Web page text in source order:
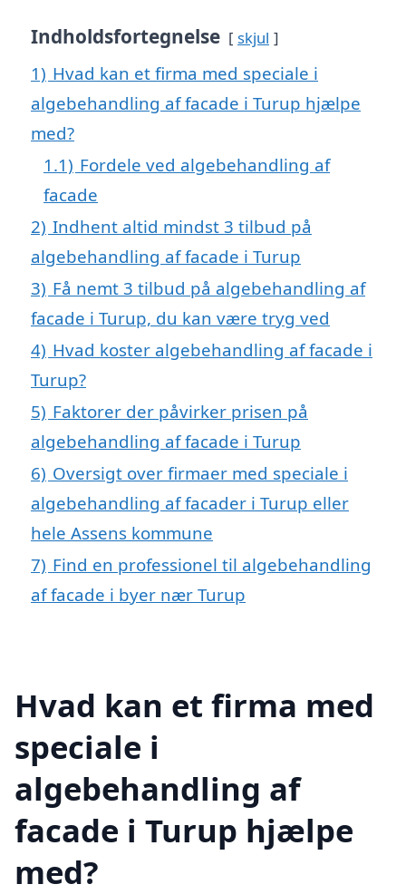
Indholdsfortegnelse skjul
1) Hvad kan et firma med speciale i
algebehandling af facade i Turup hjælpe
med?
1.1) Fordele ved algebehandling af
facade
2) Indhent altid mindst 3 tilbud på
algebehandling af facade i Turup
3) Få nemt 3 tilbud på algebehandling af
facade i Turup, du kan være tryg ved
4) Hvad koster algebehandling af facade i
Turup?
5) Faktorer der påvirker prisen på
algebehandling af facade i Turup
6) Oversigt over firmaer med speciale i
algebehandling af facader i Turup eller
hele Assens kommune
7) Find en professionel til algebehandling
af facade i byer nær Turup
Hvad kan et firma med
speciale i
algebehandling af
facade i Turup hjælpe
med?